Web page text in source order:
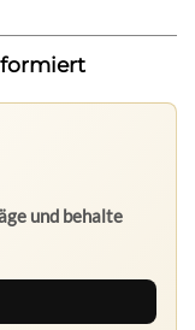
und behalte